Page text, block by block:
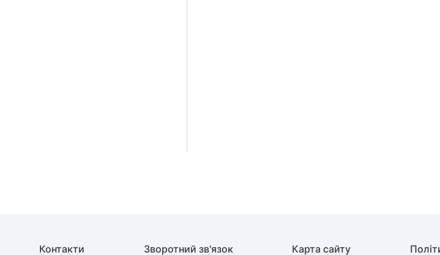
Контакти Зворотний зв'язок Карта сайту